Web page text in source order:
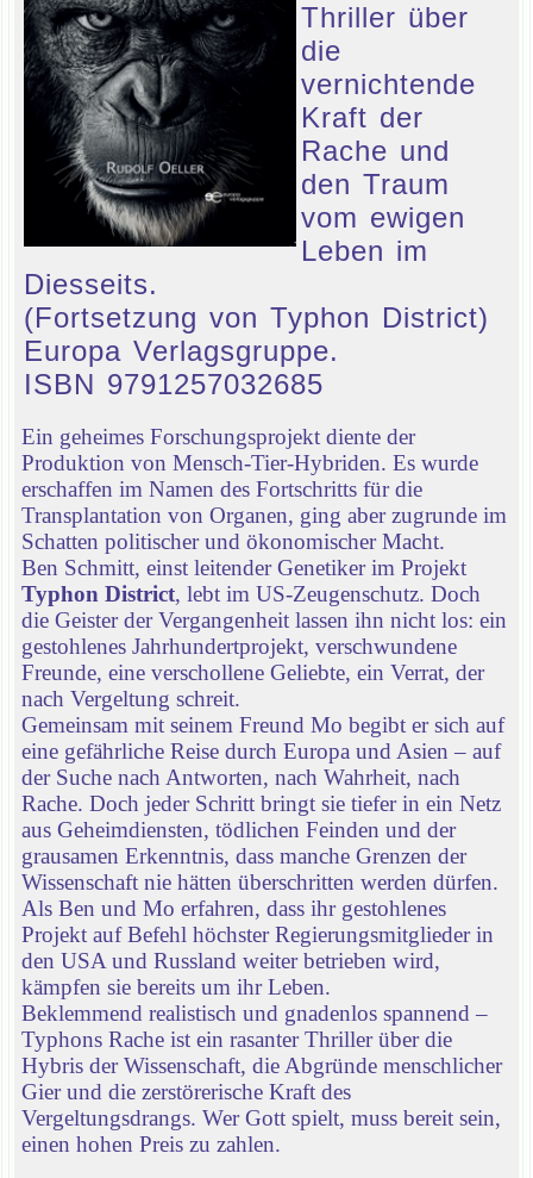
Thriller über
die
vernichtende
Kraft der
Rache und
den Traum
vom ewigen
Leben im
Diesseits.
(Fortsetzung von Typhon District)
Europa Verlagsgruppe.
ISBN 9791257032685
Ein geheimes Forschungsprojekt diente der
Produktion von Mensch-Tier-Hybriden. Es wurde
erschaffen im Namen des Fortschritts für die
Transplantation von Organen, ging aber zugrunde im
Schatten politischer und ökonomischer Macht.
Ben Schmitt, einst leitender Genetiker im Projekt
Typhon District, lebt im US-Zeugenschutz. Doch
die Geister der Vergangenheit lassen ihn nicht los: ein
gestohlenes Jahrhundertprojekt, verschwundene
Freunde, eine verschollene Geliebte, ein Verrat, der
nach Vergeltung schreit.
Gemeinsam mit seinem Freund Mo begibt er sich auf
eine gefährliche Reise durch Europa und Asien – auf
der Suche nach Antworten, nach Wahrheit, nach
Rache. Doch jeder Schritt bringt sie tiefer in ein Netz
aus Geheimdiensten, tödlichen Feinden und der
grausamen Erkenntnis, dass manche Grenzen der
Wissenschaft nie hätten überschritten werden dürfen.
Als Ben und Mo erfahren, dass ihr gestohlenes
Projekt auf Befehl höchster Regierungsmitglieder in
den USA und Russland weiter betrieben wird,
kämpfen sie bereits um ihr Leben.
Beklemmend realistisch und gnadenlos spannend –
Typhons Rache ist ein rasanter Thriller über die
Hybris der Wissenschaft, die Abgründe menschlicher
Gier und die zerstörerische Kraft des
Vergeltungsdrangs. Wer Gott spielt, muss bereit sein,
einen hohen Preis zu zahlen.